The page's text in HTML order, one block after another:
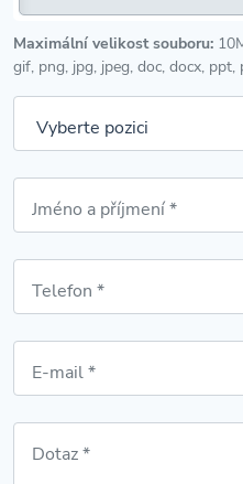
Maximální velikost souboru:
gif, png, jpg, jpeg, doc, docx, ppt,